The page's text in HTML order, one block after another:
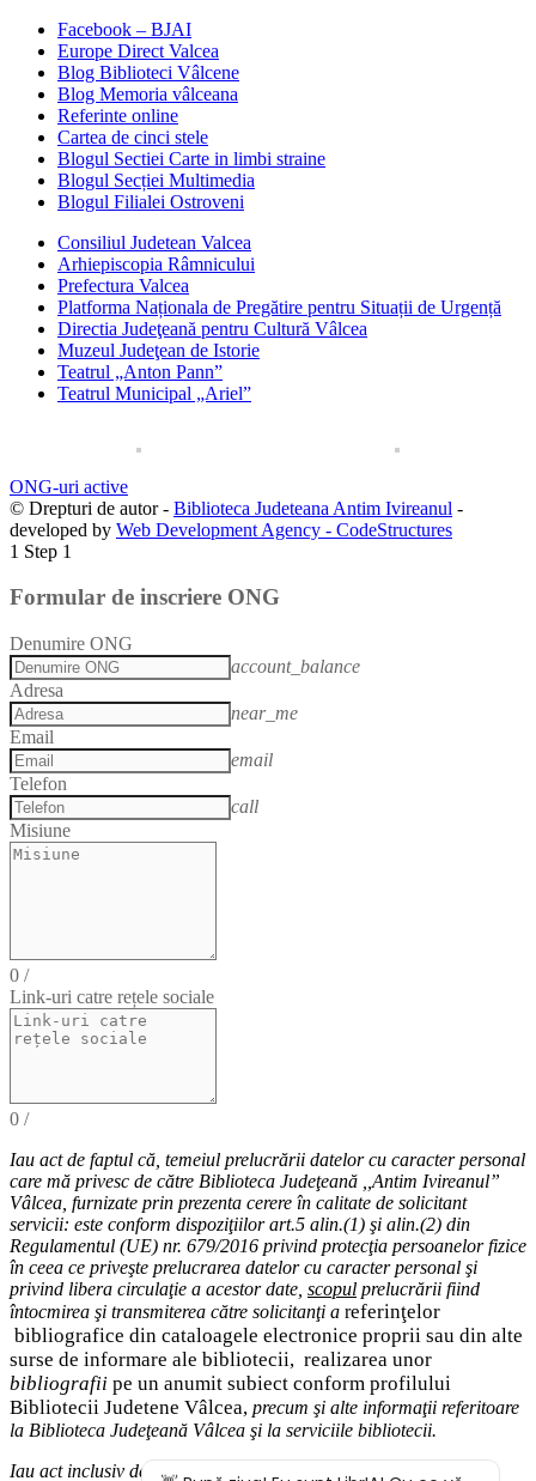
Facebook – BJAI
Europe Direct Valcea
Blog Biblioteci Vâlcene
Blog Memoria vâlceana
Referinte online
Cartea de cinci stele
Blogul Sectiei Carte in limbi straine
Blogul Secției Multimedia
Blogul Filialei Ostroveni
Consiliul Judetean Valcea
Arhiepiscopia Râmnicului
Prefectura Valcea
Platforma Naționala de Pregătire pentru Situații de Urgență
Directia Judeţeană pentru Cultură Vâlcea
Muzeul Judeţean de Istorie
Teatrul „Anton Pann”
Teatrul Municipal „Ariel”
ONG-uri active
© Drepturi de autor - Biblioteca Judeteana Antim Ivireanul -
developed by Web Development Agency - CodeStructures
1 Step 1
Formular de inscriere ONG
Denumire ONG
account_balance
Adresa
near_me
Email
email
Telefon
call
Misiune
0 /
Link-uri catre rețele sociale
0 /
Iau act de faptul că, temeiul prelucrării datelor cu caracter personal
care mă privesc de către Biblioteca Judeţeană ,,Antim Ivireanul”
Vâlcea, furnizate prin prezenta cerere în calitate de solicitant
servicii: este conform dispoziţiilor art.5 alin.(1) şi alin.(2) din
Regulamentul (UE) nr. 679/2016 privind protecţia persoanelor fizice
în ceea ce priveşte prelucrarea datelor cu caracter personal şi
privind libera circulaţie a acestor date scopul prelucrării fiind
întocmirea şi transmiterea către solicitanţi a referinţelor
bibliografice din cataloagele electronice proprii sau din alte
surse de informare ale bibliotecii, realizarea unor
bibliografii pe un anumit subiect conform profilului
Bibliotecii Judetene Vâlcea, precum şi alte informaţii referitoare
la Biblioteca Judeţeană Vâlcea şi la serviciile bibliotecii.
Iau act inclusiv de drepturile pe care le am (